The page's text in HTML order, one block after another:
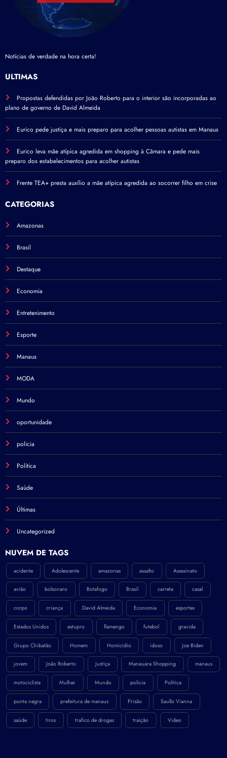
Notícias de verdade na hora certa!
ÚLTIMAS
Propostas defendidas por João Roberto para o interior são incorporadas ao
plano de governo de David Almeida
Eurico pede justiça e mais preparo para acolher pessoas autistas em Manaus
Eurico leva mãe atípica agredida em shopping à Câmara e pede mais
preparo dos estabelecimentos para acolher autistas
Frente TEA+ presta auxílio a mãe atípica agredida ao socorrer filho em crise
CATEGORIAS
Amazonas
Brasil
Destaque
Economia
Entretenimento
Esporte
Manaus
MODA
Mundo
oportunidade
policia
Política
Saúde
Últimas
Uncategorized
NÚVEM DE TAGS
acidente Adolescente amazonas assalto Assasinato
avião bolsonaro Botafogo Brasil carreta casal
corpo criança David Almeida Economia esportes
Estados Unidos estupro flamengo futebol gravida
Grupo Chibatão Homem Homicidio idoso Joe Biden
jovem João Roberto Justiça Manauara Shopping manaus
motociclista Mulher Mundo policia Politica
ponta negra prefeitura de manaus Prisão Saullo Vianna
saúde tiros trafico de drogas traição Video